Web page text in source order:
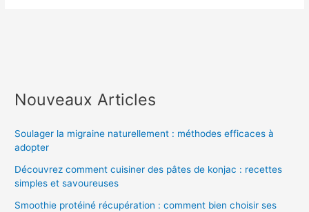
Nouveaux Articles
Soulager la migraine naturellement : méthodes efficaces à
adopter
Découvrez comment cuisiner des pâtes de konjac : recettes
simples et savoureuses
Smoothie protéiné récupération : comment bien choisir ses